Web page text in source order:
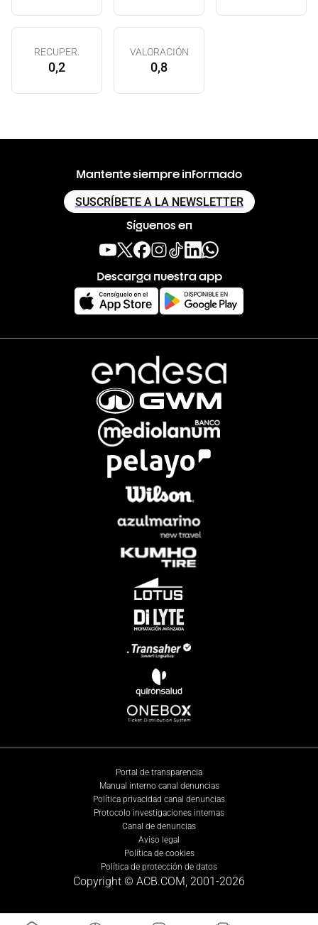
RECUPER.
0,2
VALORACIÓN
0,8
Mantente siempre informado
SUSCRÍBETE A LA NEWSLETTER
Síguenos en
Descarga nuestra app
Portal de transparencia
Manual interno canal denuncias
Política privacidad canal denuncias
Protocolo investigaciones internas
Canal de denuncias
Aviso legal
Política de cookies
Política de protección de datos
Copyright © ACB.COM, 2001-2026